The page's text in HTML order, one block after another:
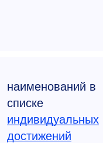
наименований в
списке
индивидуальных
достижений